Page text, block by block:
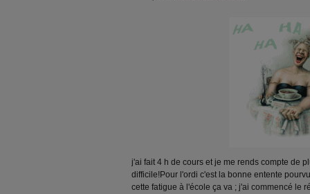
j'ai fait 4 h de cours et je me rends compte de
difficile!Pour l'ordi c'est la bonne entente
cette fatigue à l'école ça va ; j'ai commencé le